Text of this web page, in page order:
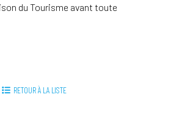
du Tourisme avant toute
RETOUR À LA LISTE